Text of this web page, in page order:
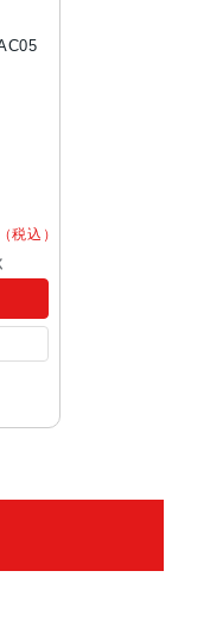
（税込）